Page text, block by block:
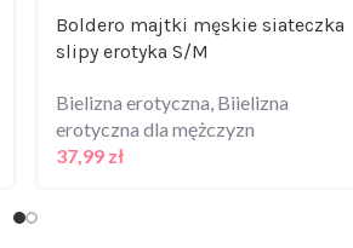
Boldero majtki męskie siateczka
slipy erotyka S/M
Bielizna erotyczna, Biielizna
erotyczna dla mężczyzn
37,99 zł